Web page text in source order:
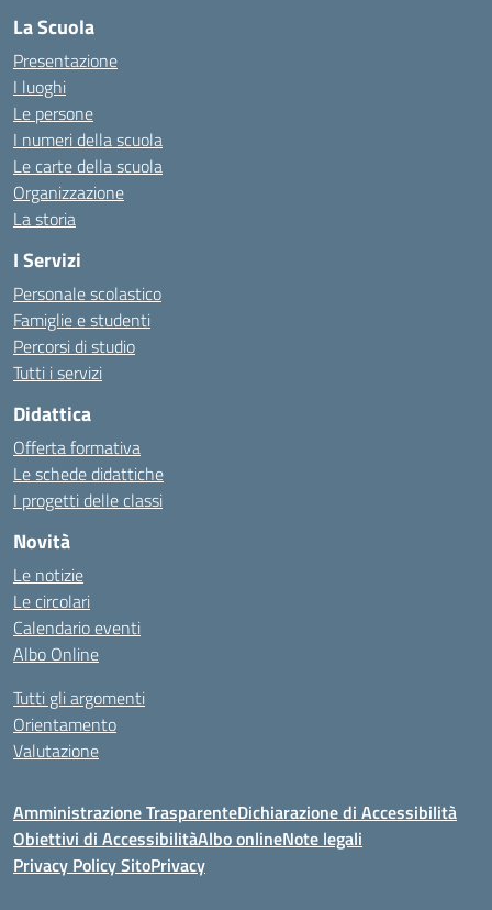
La Scuola
Presentazione
I luoghi
Le persone
I numeri della scuola
Le carte della scuola
Organizzazione
La storia
I Servizi
Personale scolastico
Famiglie e studenti
Percorsi di studio
Tutti i servizi
Didattica
Offerta formativa
Le schede didattiche
I progetti delle classi
Novità
Le notizie
Le circolari
Calendario eventi
Albo Online
Tutti gli argomenti
Orientamento
Valutazione
Amministrazione TrasparenteDichiarazione di Accessibilità
Obiettivi di AccessibilitàAlbo onlineNote legali
Privacy Policy SitoPrivacy